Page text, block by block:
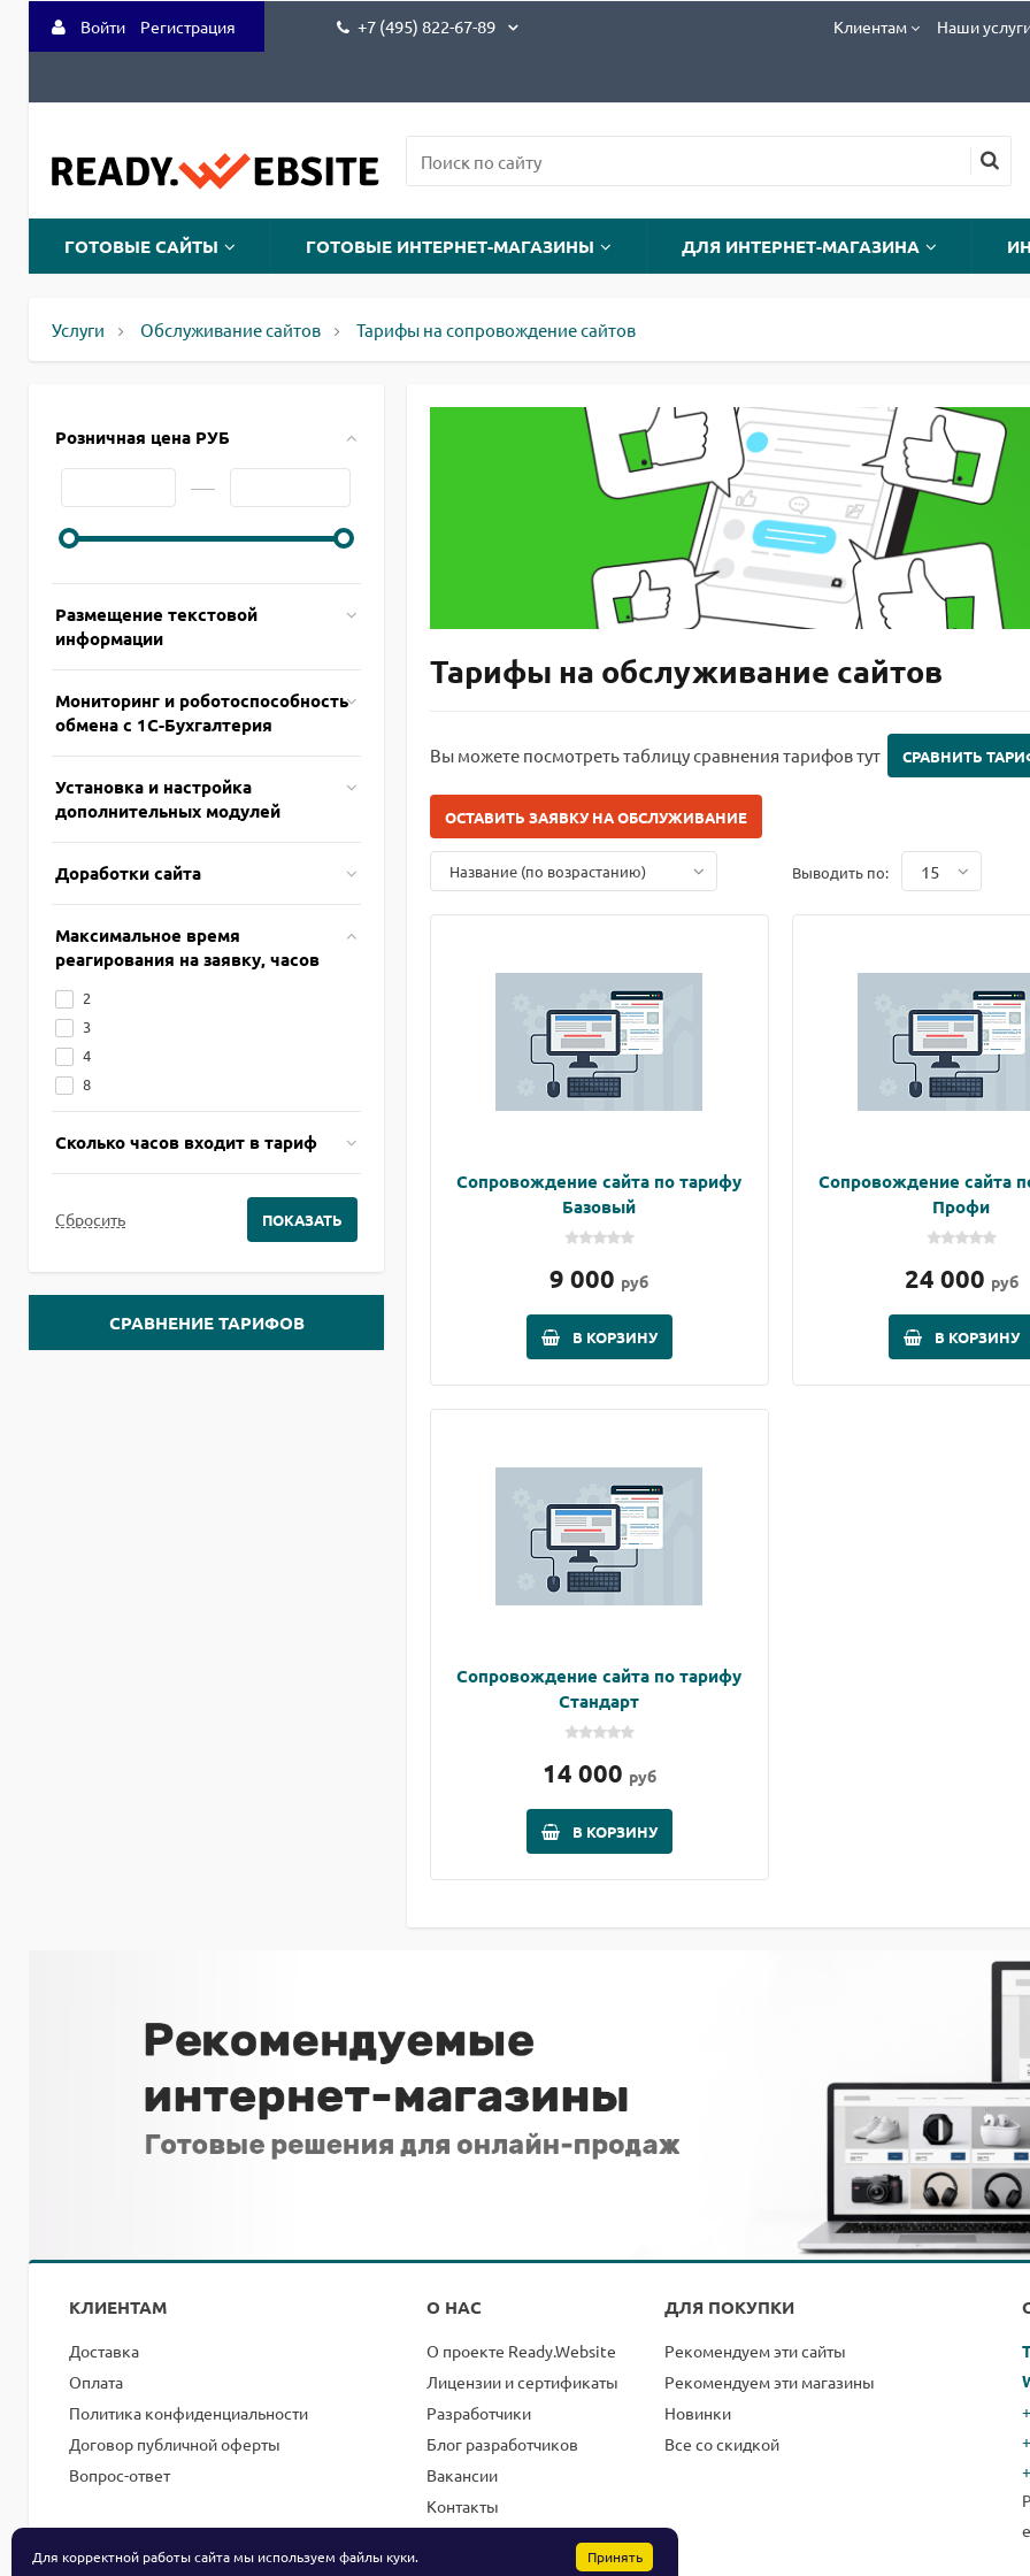
Войти Регистрация +7 (495) 822-67-89 Клиентам Наши
ГОТОВЫЕ САЙТЫ ГОТОВЫЕ ИНТЕРНЕТ-МАГАЗИНЫ ДЛЯ ИНТЕРНЕТ-МАГАЗИНА
Услуги Обслуживание сайтов Тарифы на сопровождение сайтов
Розничная цена РУБ
Размещение текстовой
информации
Мониторинг и роботоспособность
обмена с 1С-Бухгалтерия
Установка и настройка
дополнительных модулей
Доработки сайта
Максимальное время
реагирования на заявку, часов
2
3
4
8
Сколько часов входит в тариф
СРАВНЕНИЕ ТАРИФОВ
Тарифы на обслуживание сайтов
Вы можете посмотреть таблицу сравнения тарифов тут СРАВНИТЬ
ОСТАВИТЬ ЗАЯВКУ НА ОБСЛУЖИВАНИЕ
название (по возрастанию) Выводить по: 15
Сопровождение сайта по тарифу
Базовый
9 000 руб
В КОРЗИНУ
Сопровождение сайта
Профи
24 000 руб
В КОРЗИНУ
Сопровождение сайта по тарифу
Стандарт
14 000 руб
В КОРЗИНУ
КЛИЕНТАМ О НАС ДЛЯ ПОКУПКИ
Доставка
Оплата
Политика конфиденциальности
Договор публичной оферты
Вопрос-ответ
О проекте Ready.Website
Лицензии и сертификаты
Разработчики
Блог разработчиков
Вакансии
Контакты
Рекомендуем эти сайты
Рекомендуем эти магазины
Новинки
Все со скидкой
Для корректной работы сайта мы используем файлы куки. Принять